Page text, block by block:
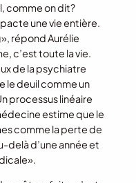
comme on dit?
une vie entière.
répond Aurélie
c’est toute la vie.
de la psychiatre
le deuil comme un
processus linéaire
estime que le
comme la perte de
delà d’une année et